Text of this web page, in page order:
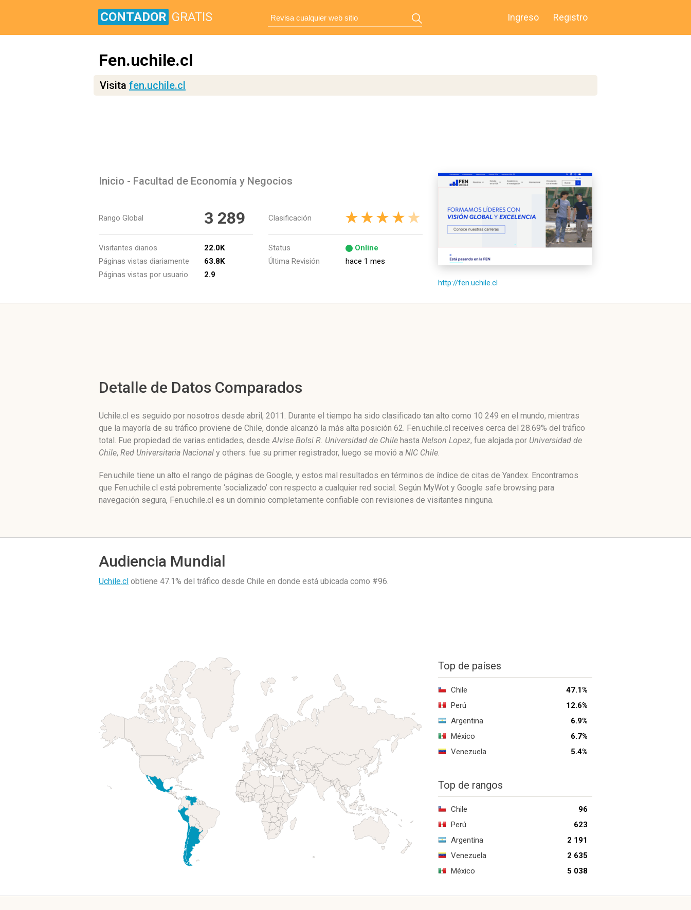
CONTADOR GRATIS Ingreso Registro
Fen.uchile.cl
Visita fen.uchile.cl
Inicio - Facultad de Economía y Negocios
Rango Global 3 289
Visitantes diarios
22.0K
Páginas vistas diariamente
63.8K
Páginas vistas por usuario
2.9
Clasificación
Status
Online
Última Revisión
hace 1 mes
http://fen.uchile.cl
Detalle de Datos Comparados
Uchile.cl es seguido por nosotros desde abril, 2011. Durante el tiempo ha sido clasificado tan alto como 10 249 en el mundo, mientras
que la mayoría de su tráfico proviene de Chile, donde alcanzó la más alta posición 62. Fen.uchile.cl receives cerca del 28.69% del tráfico
total. Fue propiedad de varias entidades, desdeAlvise Bolsi R. Universidad de Chile hasta Nelson Lopez, fue alojada por Universidad de
Chile, Red Universitaria Nacional y others. fue su primer registrador, luego se movió a NIC Chile.
Fen.uchile tiene un alto el rango de páginas de Google, y estos mal resultados en términos de índice de citas de Yandex. Encontramos
que Fen.uchile.cl está pobremente ‘socializado’ con respecto a cualquier red social. Según MyWot y Google safe browsing para
navegación segura, Fen.uchile.cl es un dominio completamente confiable con revisiones de visitantes ninguna.
Audiencia Mundial
Uchile.cl obtiene 47.1% del tráfico desde Chile en donde está ubicada como #96.
Top de países
Chile
47.1%
Perú
12.6%
Argentina
6.9%
México
6.7%
Venezuela
5.4%
Top de rangos
Chile
96
Perú
623
Argentina
2 191
Venezuela
2 635
México
5 038